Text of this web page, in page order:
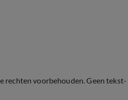
rechten voorbehouden. Geen tekst-